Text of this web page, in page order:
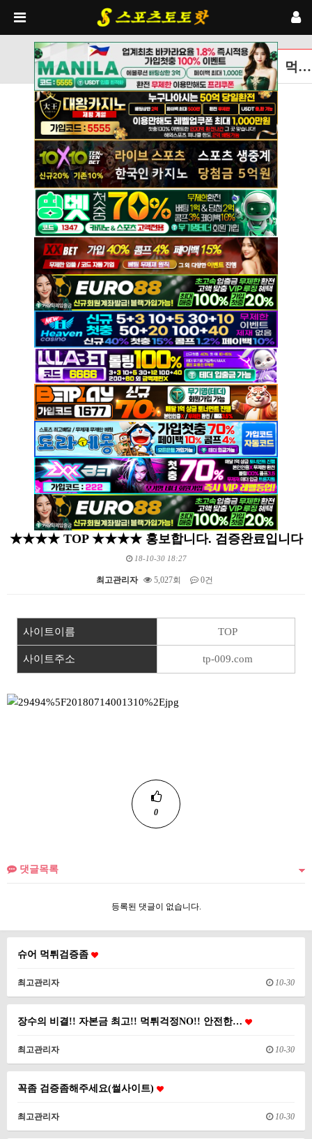
먹튀검증토토사이트 글보기
★★★★ TOP ★★★★ 홍보합니다. 검증완료입니다
18-10-30 18:27
최고관리자 5,027회 0건
사이트이름 TOP
사이트주소 tp-009.com
0
댓글목록
등록된 댓글이 없습니다.
슈어 먹튀검증좀
최고관리자 10-30
장수의 비결!! 자본금 최고!! 먹튀걱정NO!! 안전한…
최고관리자 10-30
꼭좀 검증좀해주세요(썰사이트)
최고관리자 10-30